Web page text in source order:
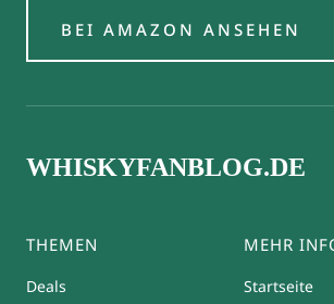
BEI AMAZON ANSEHEN
WHISKYFANBLOG.DE
THEMEN
Deals
MEHR
Startseite